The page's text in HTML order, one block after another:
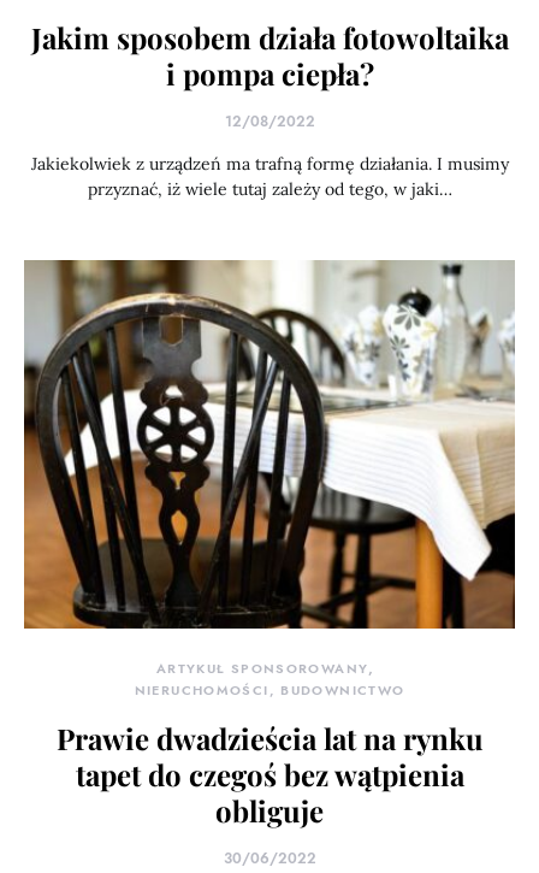
Jakim sposobem działa fotowoltaika
i pompa ciepła?
12/08/2022
Jakiekolwiek z urządzeń ma trafną formę działania. I musimy
przyznać, iż wiele tutaj zależy od tego, w jaki…
ARTYKUŁ SPONSOROWANY
NIERUCHOMOŚCI, BUDOWNICTWO
Prawie dwadzieścia lat na rynku
tapet do czegoś bez wątpienia
obliguje
30/06/2022